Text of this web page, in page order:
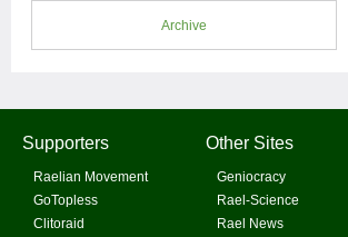
Archive
Supporters
Raelian Movement
GoTopless
Clitoraid
Other Sites
Geniocracy
Rael-Science
Rael News